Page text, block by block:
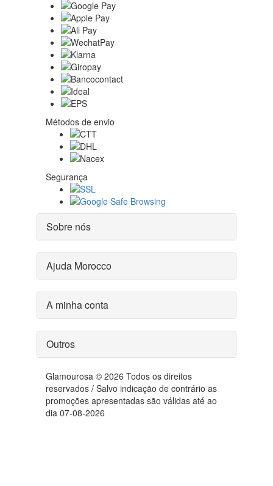
Métodos de envio
Segurança
Sobre nós
Ajuda Morocco
A minha conta
Outros
Glamourosa © 2026 Todos os direitos
reservados / Salvo indicação de contrário as
promoções apresentadas são válidas até ao
dia 07-08-2026